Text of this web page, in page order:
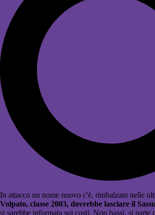
In attacco un nome nuovo c'è, rimbalzato nelle
Volpato, classe 2003, dovrebbe lasciare il
si sarebbe informata sui costi. Non bassi, si parte